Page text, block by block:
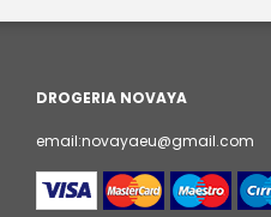
DROGERIA NOVAYA
email:novayaeu@gmail.com